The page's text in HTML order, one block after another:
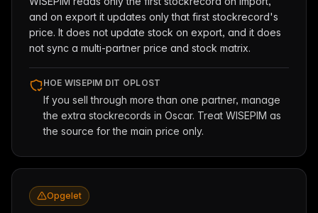
and on export it updates only that first stockrecord's
price. It does not update stock on export, and it does
not sync a multi-partner price and stock matrix.
HOE WISEPIM DIT OPLOST
If you sell through more than one partner, manage
the extra stockrecords in Oscar. Treat WISEPIM as
the source for the main price only.
Opgelet